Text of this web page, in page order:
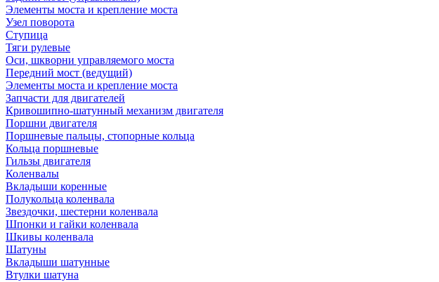
Элементы моста и крепление моста
Узел поворота
Ступица
Тяги рулевые
Оси, шкворни управляемого моста
Передний мост (ведущий)
Элементы моста и крепление моста
Запчасти для двигателей
Кривошипно-шатунный механизм двигателя
Поршни двигателя
Поршневые пальцы, стопорные кольца
Кольца поршневые
Гильзы двигателя
Коленвалы
Вкладыши коренные
Полукольца коленвала
Звездочки, шестерни коленвала
Шпонки и гайки коленвала
Шкивы коленвала
Шатуны
Вкладыши шатунные
Втулки шатуна